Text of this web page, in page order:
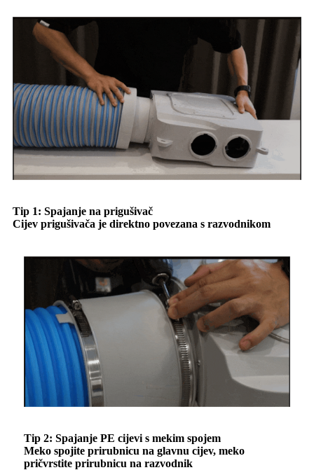
Tip 1: Spajanje na prigušivač
Cijev prigušivača je direktno povezana s razvodnikom
Tip 2: Spajanje PE cijevi s mekim spojem
Meko spojite prirubnicu na glavnu cijev, meko
pričvrstite prirubnicu na razvodnik